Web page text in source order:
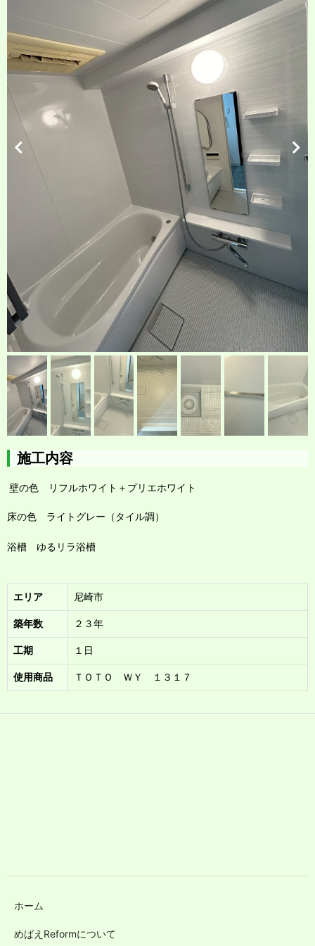
施工内容
壁の色 リフルホワイト＋プリエホワイト
床の色 ライトグレー（タイル調）
浴槽 ゆるリラ浴槽
エリア 尼崎市
築年数 ２３年
工期 １日
使用商品 ＴＯＴＯ ＷＹ １３１７
ホーム
めばえReformについて